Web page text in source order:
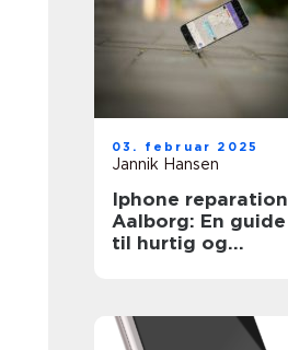
03. februar 2025
Jannik Hansen
Iphone reparation
Aalborg: En guide
til hurtig og